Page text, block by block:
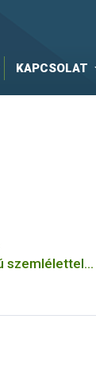
KAPCSOLAT
szemlélettel
termékké